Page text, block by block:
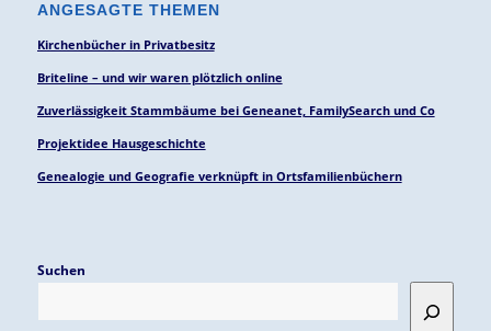
ANGESAGTE THEMEN
Kirchenbücher in Privatbesitz
Briteline – und wir waren plötzlich online
Zuverlässigkeit Stammbäume bei Geneanet, FamilySearch und Co
Projektidee Hausgeschichte
Genealogie und Geografie verknüpft in Ortsfamilienbüchern
Suchen